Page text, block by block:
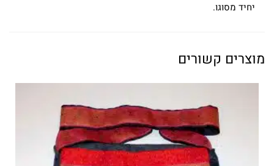
יחיד מסוגו.
מוצרים קשורים